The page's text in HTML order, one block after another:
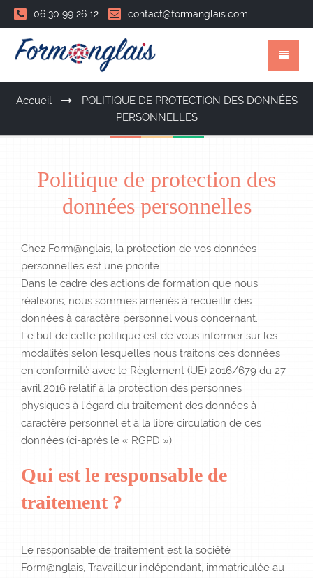
06 30 99 26 12 contact@formanglais.com
Accueil
POLITIQUE DE PROTECTION DES DONNÉES
PERSONNELLES
Politique de protection des
données personnelles
Chez Form@nglais, la protection de vos données
personnelles est une priorité.
Dans le cadre des actions de formation que nous
réalisons, nous sommes amenés à recueillir des
données à caractère personnel vous concernant.
Le but de cette politique est de vous informer sur les
modalités selon lesquelles nous traitons ces données
en conformité avec le Règlement (UE) 2016/679 du 27
avril 2016 relatif à la protection des personnes
physiques à l’égard du traitement des données à
caractère personnel et à la libre circulation de ces
données (ci-après le « RGPD »).
Qui est le responsable de
traitement ?
Le responsable de traitement est la société
Form@nglais, Travailleur indépendant, immatriculée au